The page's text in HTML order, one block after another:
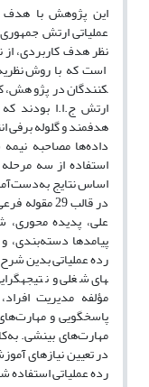
این پژوهش با هدف
عملیاتی ارتش
نظر هدف کاربردی، از
کنندگان در پژوهش،
ارتش ج.ا.ا بودند که
هدفمند و گلوله برفی
داده‌­ها مصاحبه نیمه
استفاده از سه
علی، پدیده محوری،
پیامدها دسته‌­بندی،
های شغلی و
مؤلفه مدیریت
پاسخگویی و
مهارت­‌های بینشی.
در تعیین نیازهای
رده عملیاتی استفاده